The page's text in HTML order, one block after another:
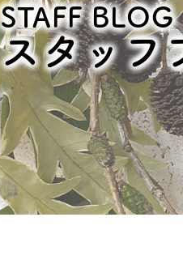
STAFF BLOG
スタッフ